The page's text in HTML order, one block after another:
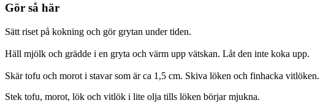
Gör så här
Sätt riset på kokning och gör grytan under tiden.
Häll mjölk och grädde i en gryta och värm upp vätskan. Låt den inte koka upp.
Skär tofu och morot i stavar som är ca 1,5 cm. Skiva löken och finhacka vitlöken.
Stek tofu, morot, lök och vitlök i lite olja tills löken börjar mjukna.